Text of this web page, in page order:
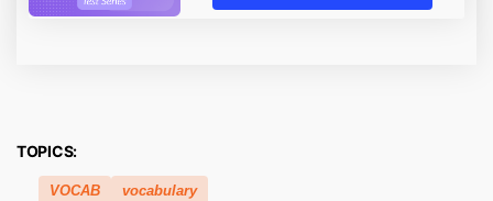
TOPICS:
VOCAB vocabulary